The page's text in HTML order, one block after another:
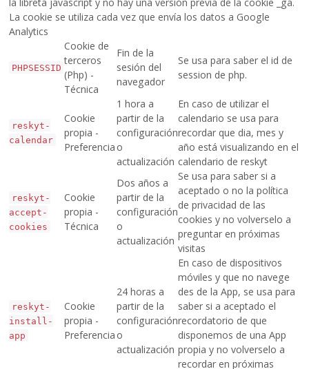
La cookie se utiliza cada vez que envía los datos a Google
Analytics
PHPSESSID
Cookie de
terceros
(Php) -
Técnica
Fin de la
sesión del
navegador
Se usa para saber el id de
session de php.
reskyt-
calendar
Cookie
propia -
Preferencia
1 hora a
partir de la
configuración
o
actualización
En caso de utilizar el
calendario se usa para
recordar que dia, mes y
año está visualizando en el
calendario de reskyt
reskyt-
accept-
cookies
Cookie
propia -
Técnica
Dos años a
partir de la
configuración
o
actualización
Se usa para saber si a
aceptado o no la política
de privacidad de las
cookies y no volverselo a
preguntar en próximas
visitas
reskyt-
install-
app
Cookie
propia -
Preferencia
24 horas a
partir de la
configuración
o
actualización
En caso de dispositivos
móviles y que no navege
des de la App, se usa para
saber si a aceptado el
recordatorio de que
disponemos de una App
propia y no volverselo a
recordar en próximas